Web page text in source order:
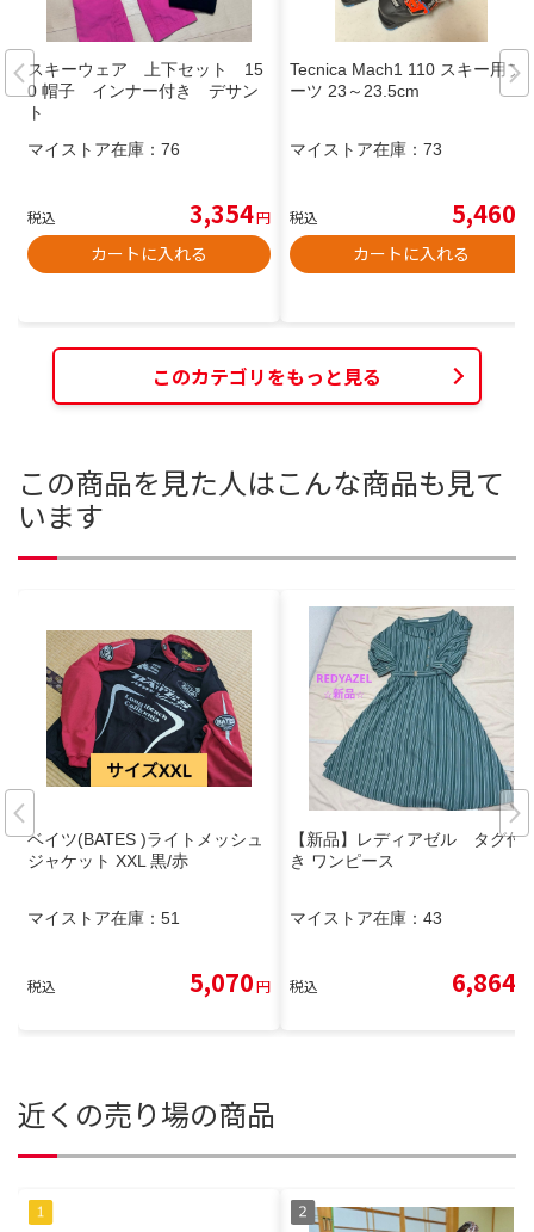
スキーウェア 上下セット 15
0 帽子 インナー付き デサン
ト
マイストア在庫： 76
税込 3,354円
カートに入れる
Tecnica Mach1 110 スキー用ブ
ーツ 23～23.5cm
マイストア在庫： 73
税込 5,460
カートに入れる
このカテゴリをもっと見る
この商品を見た人はこんな商品も見て
います
ベイツ(BATES )ライトメッシュ
ジャケット XXL 黒/赤
マイストア在庫： 51
税込 5,070円
【新品】レディアゼル タグ付
き ワンピース
マイストア在庫： 43
税込 6,864
近くの売り場の商品